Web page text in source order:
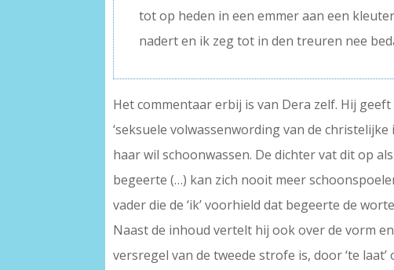
tot op heden in een emmer aan een
nadert en ik zeg tot in den treuren nee
Het commentaar erbij is van Dera zelf. Hij
‘seksuele volwassenwording van de
haar wil schoonwassen. De dichter vat dit op
begeerte (…) kan zich nooit meer
vader die de ‘ik’ voorhield dat begeerte de
Naast de inhoud vertelt hij ook over de vorm
versregel van de tweede strofe is, door ‘te